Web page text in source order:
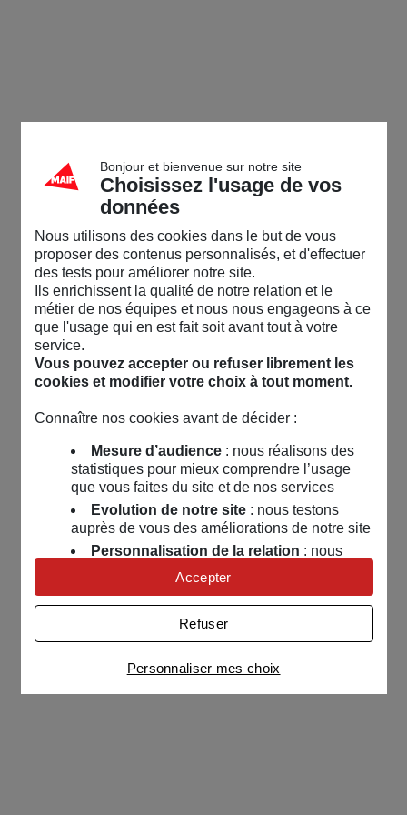
Bonjour et bienvenue sur notre site
Choisissez l'usage de vos
données
Nous utilisons des cookies dans le but de vous
proposer des contenus personnalisés, et d'effectuer
des tests pour améliorer notre site.
Ils enrichissent la qualité de notre relation et le
métier de nos équipes et nous nous engageons à ce
que l'usage qui en est fait soit avant tout à votre
service.
Vous pouvez accepter ou refuser librement les
cookies et modifier votre choix à tout moment.
Connaître nos cookies avant de décider :
Mesure d’audience: nous réalisons des
statistiques pour mieux comprendre l’usage
que vous faites du site et de nos services
Evolution de notre site: nous testons
auprès de vous des améliorations de notre site
Personnalisation de la relation : nous
nous servons de cookies pour adapter nos
contenus et personnaliser nos offres
Univers publicitaire: nous utilisons avec
nos partenaires des cookies pour afficher des
publicités personnalisées
Connaître notre politique cookies et la liste de nos
partenaires
Personnaliser mes choix
Refuser
Accepter